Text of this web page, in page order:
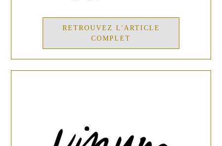
RETROUVEZ L'ARTICLE
COMPLET